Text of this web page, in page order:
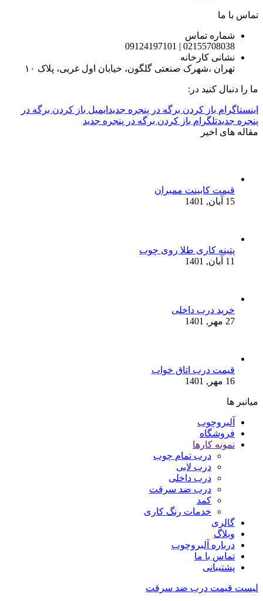
تماس با ما
شماره تماس
02155708038 | 09124197101
نشانی کارخانه
تهران ،شهرک صنعتی گلگون، خیابان اول غربی، پلاک ۱۰
ما را دنبال کنید در:
اینستاگرام باز کردن برگه در پنجره جدید ایمیل باز کردن برگه در
پنجره جدیدتلگرام باز کردن برگه در پنجره جدید
مقاله های اخیر
قیمت کابینت ممبران
15 آبان, 1401
پتینه کاری طلا روی چوب
11 آبان, 1401
خرید درب داخلی
27 مهر, 1401
قیمت درب اتاق خواب
16 مهر, 1401
میانبر ها
آلبروچوب
فروشگاه
نمونه کارها
درب تمام چوب
درب لابی
درب داخلی
درب ضد سرقت
کمد
خدمات رنگ کاری
گالری
وبلاگ
درباره آلبروچوب
تماس با ما
پشتیبانی
لیست قیمت درب ضد سرقت